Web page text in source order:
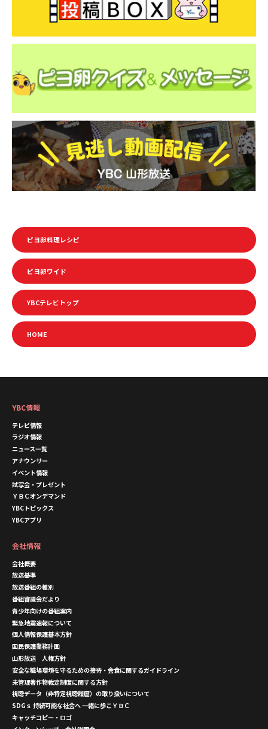
ピヨ卵料理レシピ
ピヨ卵ワイド
YBCテレビトップ
HOME
YBC情報
テレビ情報
ラジオ情報
ニュース一覧
アナウンサー
イベント情報
試写会・プレゼント
ＹＢＣオンデマンド
YBCトピックス
YBCアプリ
会社情報
会社概要
放送基準
放送番組の種別
番組審議会だより
青少年向けの番組案内
緊急地震速報について
個人情報保護基本方針
国民保護業務計画
山形放送 人権方針
安全な職場環境を守るための接待・会食に関するガイドライン
未管理著作物裁定制度に関する方針
視聴データ（非特定視聴履歴）の取り扱いについて
SDGｓ 持続可能な社会へ 一緒に歩こＹＢＣ
キャッチコピー・ロゴ